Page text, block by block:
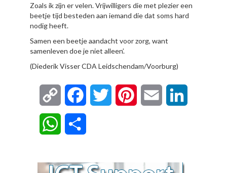
Zoals ik zijn er velen. Vrijwilligers die met plezier een
beetje tijd besteden aan iemand die dat soms hard
nodig heeft.
Samen een beetje aandacht voor zorg, want
samenleven doe je niet alleen’.
(Diederik Visser CDA Leidschendam/Voorburg)
Copy
Link
FacebookTwitter Pinterest Email
WhatsApp